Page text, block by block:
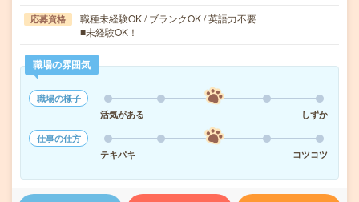
応募資格
職種未経験OK / ブランクOK / 英語力不要
■未経験OK！
職場の雰囲気
職場の様子
活気がある
しずか
仕事の仕方
テキパキ
コツコツ